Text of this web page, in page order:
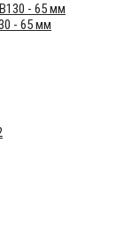
- 65 мм